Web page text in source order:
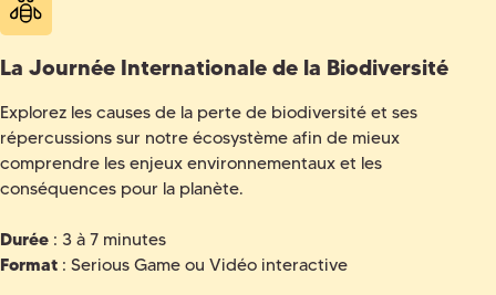
La Journée Internationale de la Biodiversité
Explorez les causes de la perte de biodiversité et ses
répercussions sur notre écosystème afin de mieux
comprendre les enjeux environnementaux et les
conséquences pour la planète.
Durée : 3 à 7 minutes
Format : Serious Game ou Vidéo interactive